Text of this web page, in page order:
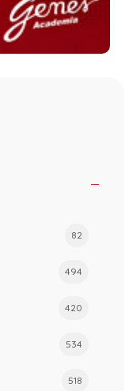
82
494
420
534
518